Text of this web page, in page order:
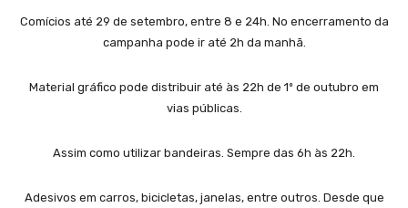
Comícios até 29 de setembro, entre 8 e 24h. No encerramento da
campanha pode ir até 2h da manhã.
Material gráfico pode distribuir até às 22h de 1º de outubro em
vias públicas.
Assim como utilizar bandeiras. Sempre das 6h às 22h.
Adesivos em carros, bicicletas, janelas, entre outros. Desde que